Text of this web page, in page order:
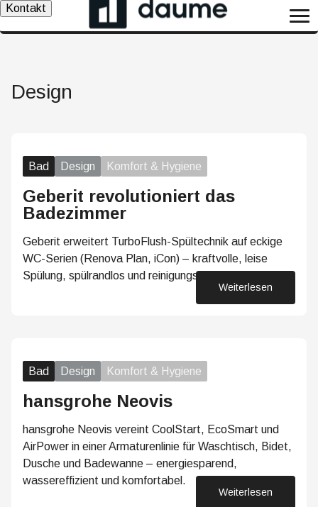
Kontakt
Design
Bad Design Komfort & Hygiene
Geberit revolutioniert das
Badezimmer
Geberit erweitert TurboFlush-Spültechnik auf eckige
WC-Serien (Renova Plan, iCon) – kraftvolle, leise
Spülung, spülrandlos und reinigungsfreundlich
Weiterlesen
Bad Design Komfort & Hygiene
hansgrohe Neovis
hansgrohe Neovis vereint CoolStart, EcoSmart und
AirPower in einer Armaturenlinie für Waschtisch, Bidet,
Dusche und Badewanne – energiesparend,
wassereffizient und komfortabel.
Weiterlesen